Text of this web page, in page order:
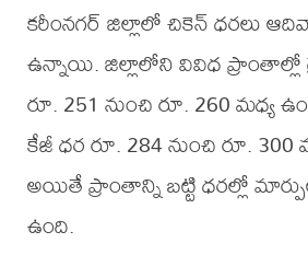
కరీంనగర్ జిల్లాలో చికెన్ ధరలు
ఉన్నాయి. జిల్లాలోని వివిధ ప్రాంతాల్లో
రూ. 251 నుంచి రూ. 260 మధ్య
కేజీ ధర రూ. 284 నుంచి రూ. 300
అయితే ప్రాంతాన్ని బట్టి ధరల్లో
ఉంది.